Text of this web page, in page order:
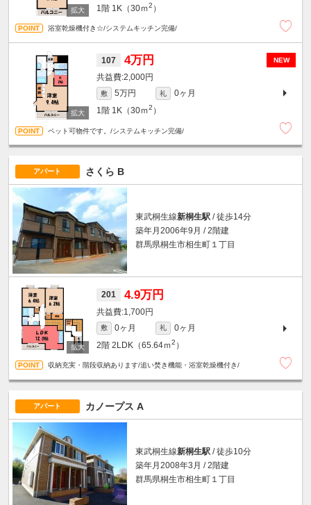
1階 1K（30ｍ2 ）
浴室乾燥機付き☆/システムキッチン完備/
NEW
107 4万円
2,000円
敷 5万円 礼
0ヶ月
1階 1K（30ｍ2 ）
ペット可物件です。/システムキッチン完備/
アパート さくら B
東武桐生線新桐生駅 / 徒歩14分
築年月2006年9月 / 2階建
群馬県桐生市相生町１丁目
201 4.9万円
1,700円
敷 0ヶ月 礼
0ヶ月
2階 2LDK（65.64ｍ2 ）
収納充実・階段収納あります/追い焚き機能・浴室乾燥機付き/
アパート カノープス A
東武桐生線新桐生駅 / 徒歩10分
築年月2008年3月 / 2階建
群馬県桐生市相生町１丁目